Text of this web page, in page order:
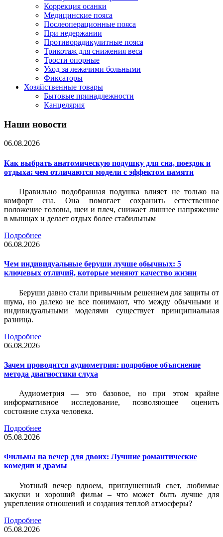
Коррекция осанки
Медицинские пояса
Послеоперационные пояса
При недержании
Противорадикулитные пояса
Трикотаж для снижения веса
Трости опорные
Уход за лежачими больными
Фиксаторы
Хозяйственные товары
Бытовые принадлежности
Канцелярия
Наши новости
06.08.2026
Как выбрать анатомическую подушку для сна, поездок и
отдыха: чем отличаются модели с эффектом памяти
Правильно подобранная подушка влияет не только на
комфорт сна. Она помогает сохранить естественное
положение головы, шеи и плеч, снижает лишнее напряжение
в мышцах и делает отдых более стабильным
Подробнее
06.08.2026
Чем индивидуальные беруши лучше обычных: 5
ключевых отличий, которые меняют качество жизни
Беруши давно стали привычным решением для защиты от
шума, но далеко не все понимают, что между обычными и
индивидуальными моделями существует принципиальная
разница.
Подробнее
06.08.2026
Зачем проводится аудиометрия: подробное объяснение
метода диагностики слуха
Аудиометрия — это базовое, но при этом крайне
информативное исследование, позволяющее оценить
состояние слуха человека.
Подробнее
05.08.2026
Фильмы на вечер для двоих: Лучшие романтические
комедии и драмы
Уютный вечер вдвоем, приглушенный свет, любимые
закуски и хороший фильм – что может быть лучше для
укрепления отношений и создания теплой атмосферы?
Подробнее
05.08.2026